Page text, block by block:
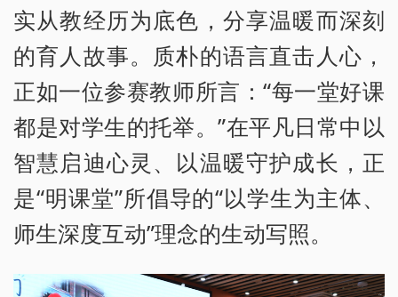
实从教经历为底色，分享温暖而深刻
的育人故事。质朴的语言直击人心，
正如一位参赛教师所言：“每一堂好课
都是对学生的托举。”在平凡日常中以
智慧启迪心灵、以温暖守护成长，正
是“明课堂”所倡导的“以学生为主体、
师生深度互动”理念的生动写照。